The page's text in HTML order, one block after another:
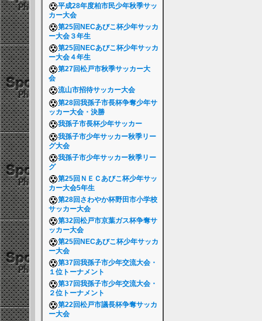
平成28年度柏市民少年秋季サッ
カー大会
第25回NECあびこ杯少年サッカ
ー大会３年生
第25回NECあびこ杯少年サッカ
ー大会４年生
第27回松戸市秋季サッカー大
会
流山市招待サッカー大会
第28回我孫子市長杯争奪少年サ
ッカー大会・決勝
我孫子市長杯少年サッカー
我孫子市少年サッカー秋季リー
グ大会
我孫子市少年サッカー秋季リー
グ
第25回ＮＥＣあびこ杯少年サッ
カー大会5年生
第28回さわやか杯野田市小学校
サッカー大会
第32回松戸市京葉ガス杯争奪サ
ッカー大会
第25回NECあびこ杯少年サッカ
ー大会
第37回我孫子市少年交流大会・
１位トーナメント
第37回我孫子市少年交流大会・
２位トーナメント
第22回松戸市議長杯争奪サッカ
ー大会